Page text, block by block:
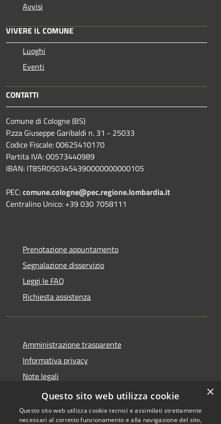
Avvisi
VIVERE IL COMUNE
Luoghi
Eventi
CONTATTI
Comune di Cologne (BS)
P.zza Giuseppe Garibaldi n. 31 - 25033
Codice Fiscale: 00625410170
Partita IVA: 00573440989
IBAN: IT85R0503454390000000000105
PEC:comune.cologne@pec.regione.lombardia.it
Centralino Unico: +39 030 7058111
Prenotazione appuntamento
Segnalazione disservizio
Leggi le FAQ
Richiesta assistenza
Amministrazione trasparente
Informativa privacy
Note legali
Dichiarazione di accessibilità
×
Questo sito web utilizza cookie
Questo sito web utilizza cookie tecnici e assimilati strettamente
necessari al corretto funzionamento e alla navigazione del sito,